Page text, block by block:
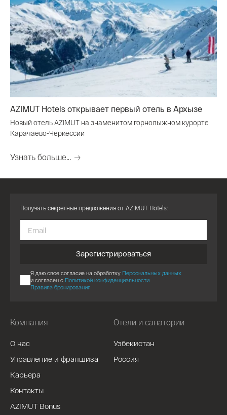
AZIMUT Hotels открывает первый отель в Архызе
Новый отель AZIMUT на знаменитом горнолыжном курорте
Карачаево-Черкессии
Узнать больше...
Компания
О нас
Управление и франшиза
Карьера
Контакты
AZIMUT Bonus
Отели и санатории
Узбекистан
Россия
Получать секретные предложения от AZIMUT Hotels:
Зарегистрироваться
Я даю свое согласие на обработку Персональных данных
и согласен с Политикой конфиденциальности
Правила бронирования